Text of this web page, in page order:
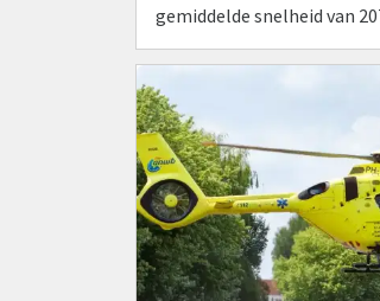
gemiddelde snelheid van